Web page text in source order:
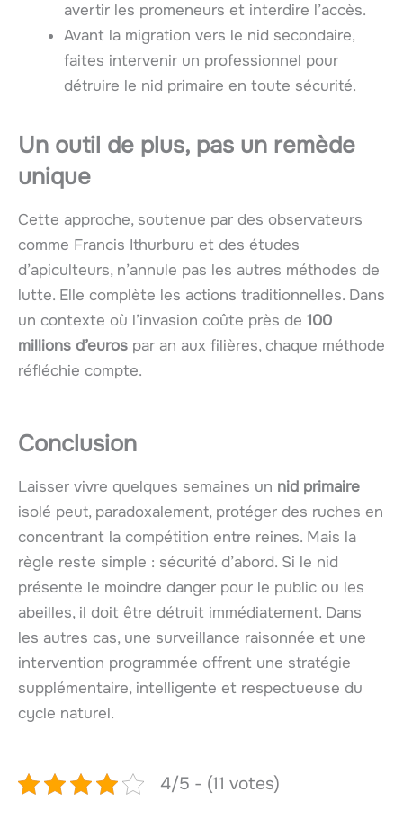
avertir les promeneurs et interdire l’accès.
Avant la migration vers le nid secondaire,
faites intervenir un professionnel pour
détruire le nid primaire en toute sécurité.
Un outil de plus, pas un remède
unique
Cette approche, soutenue par des observateurs
comme Francis Ithurburu et des études
d’apiculteurs, n’annule pas les autres méthodes de
lutte. Elle complète les actions traditionnelles. Dans
un contexte où l’invasion coûte près de 100
millions d’euros par an aux filières, chaque méthode
réfléchie compte.
Conclusion
Laisser vivre quelques semaines un nid primaire
isolé peut, paradoxalement, protéger des ruches en
concentrant la compétition entre reines. Mais la
règle reste simple : sécurité d’abord. Si le nid
présente le moindre danger pour le public ou les
abeilles, il doit être détruit immédiatement. Dans
les autres cas, une surveillance raisonnée et une
intervention programmée offrent une stratégie
supplémentaire, intelligente et respectueuse du
cycle naturel.
4/5 - (11 votes)